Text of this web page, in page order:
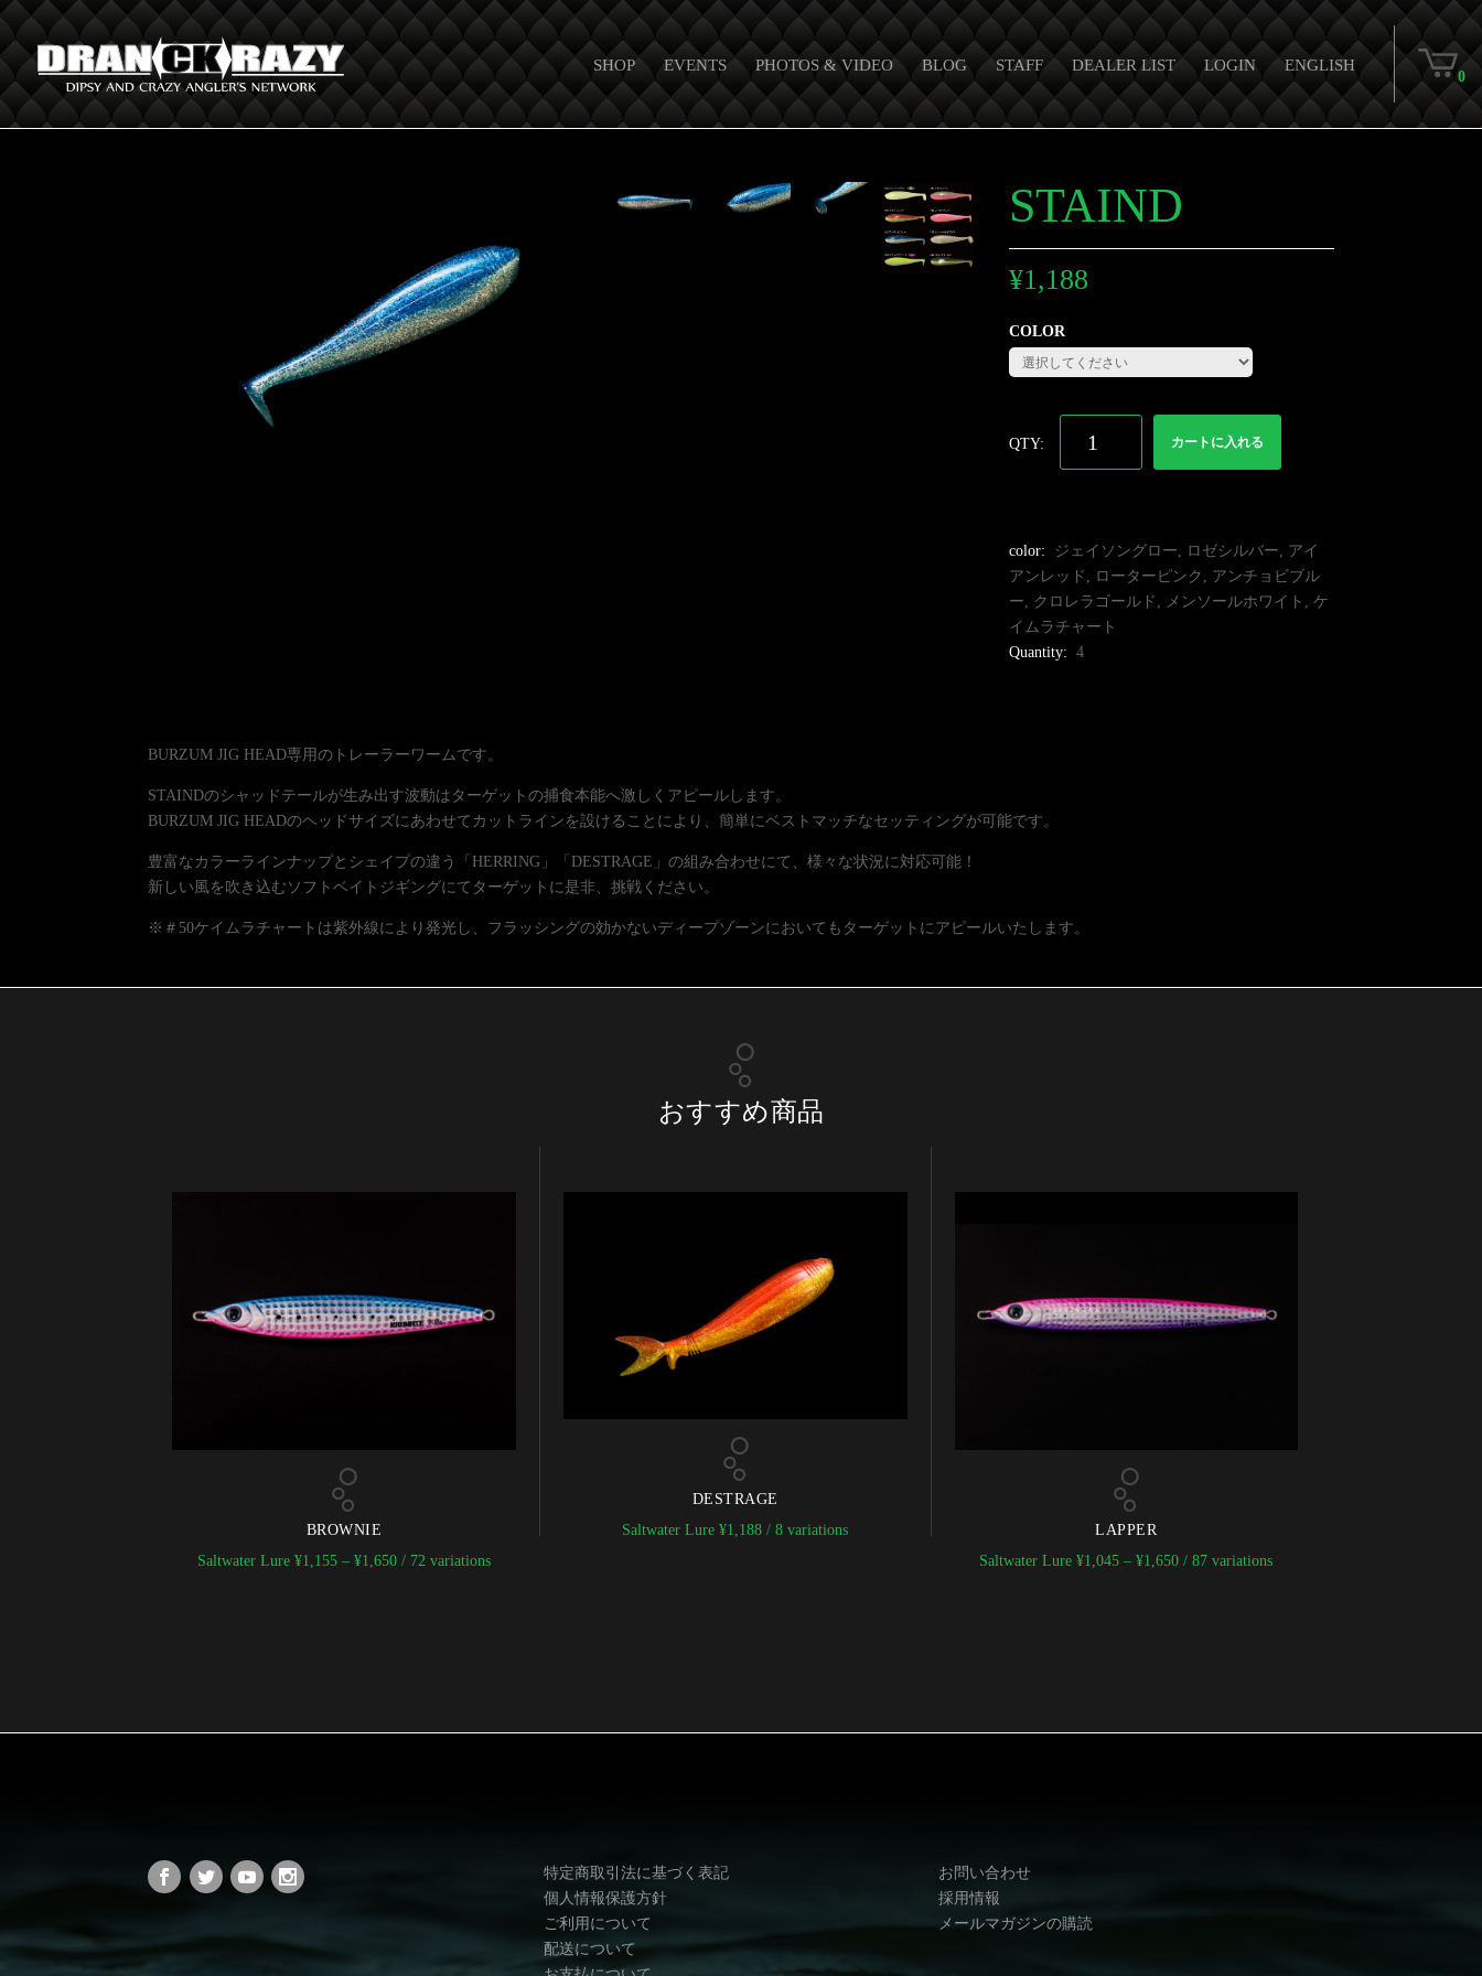
SHOP EVENTS PHOTOS & VIDEO BLOG STAFF DEALER LIST LOGIN ENGLISH
0
STAIND
¥1,188
COLOR
カートに入れる
color:
ジェイソングロー, ロゼシルバー, アイ
アンレッド, ローターピンク, アンチョビブル
ー, クロレラゴールド, メンソールホワイト, ケ
イムラチャート
Quantity: 4
BURZUM JIG HEAD専用のトレーラーワームです。
STAINDのシャッドテールが生み出す波動はターゲットの捕食本能へ激しくアピールします。
BURZUM JIG HEADのヘッドサイズにあわせてカットラインを設けることにより、簡単にベストマッチなセッティングが可能です。
豊富なカラーラインナップとシェイプの違う「HERRING」「DESTRAGE」の組み合わせにて、様々な状況に対応可能！
新しい風を吹き込むソフトベイトジギングにてターゲットに是非、挑戦ください。
※＃50ケイムラチャートは紫外線により発光し、フラッシングの効かないディープゾーンにおいてもターゲットにアピールいたします。
おすすめ商品
BROWNIE
Saltwater Lure ¥1,155– ¥1,650 / 72 variations
DESTRAGE
Saltwater Lure ¥1,188 / 8 variations
LAPPER
Saltwater Lure ¥1,045 –¥1,650 / 87 variations
特定商取引法に基づく表記
個人情報保護方針
ご利用について
配送について
お問い合わせ
採用情報
メールマガジンの購読